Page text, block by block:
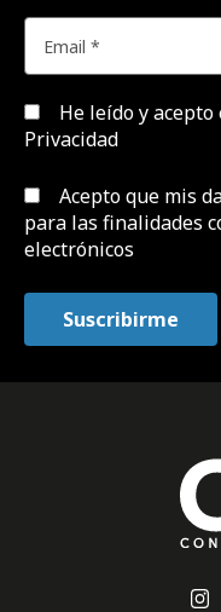
He leído y acepto
Privacidad
Acepto que mis
para las finalidades
electrónicos